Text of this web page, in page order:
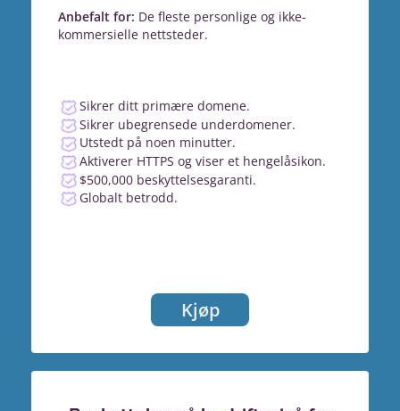
Anbefalt for: De fleste personlige og ikke-
kommersielle nettsteder.
Sikrer ditt primære domene.
Sikrer ubegrensede underdomener.
Utstedt på noen minutter.
Aktiverer HTTPS og viser et hengelåsikon.
$500,000 beskyttelsesgaranti.
Globalt betrodd.
Kjøp